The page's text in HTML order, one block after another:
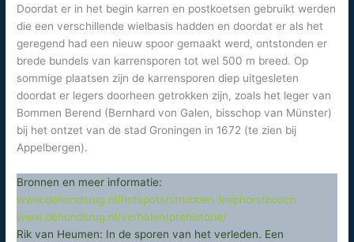
Doordat er in het begin karren en postkoetsen gebruikt werden
die een verschillende wielbasis hadden en doordat er als het
geregend had een nieuw spoor gemaakt werd, ontstonden er
brede bundels van karrensporen tot wel 500 m breed. Op
sommige plaatsen zijn de karrensporen diep uitgesleten
doordat er legers doorheen getrokken zijn, zoals het leger van
Bommen Berend (Bernhard von Galen, bisschop van Münster)
bij het ontzet van de stad Groningen in 1672 (te zien bij
Appelbergen).
Bronnen en meer informatie:
www.dehondsrug.nl/hotspots/strubben-kniphorstbosch
www.dehondsrug.nl/verhalen/prehistorie/
Rik van Heumen: In de sporen van het verleden. Een